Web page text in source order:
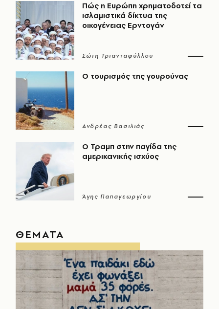
Πώς η Ευρώπη χρηματοδοτεί τα
ισλαμιστικά δίκτυα της
οικογένειας Ερντογάν
Σώτη Τριανταφύλλου
Ο τουρισμός της γουρούνας
Ανδρέας Βασιλιάς
Ο Τραμπ στην παγίδα της
αμερικανικής ισχύος
Άγης Παπαγεωργίου
ΘΕΜΑΤΑ